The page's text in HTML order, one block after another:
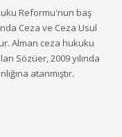
Reformu'nun baş
Ceza ve Ceza Usul
Alman ceza hukuku
Sözüer, 2009 yılında
atanmıştır.